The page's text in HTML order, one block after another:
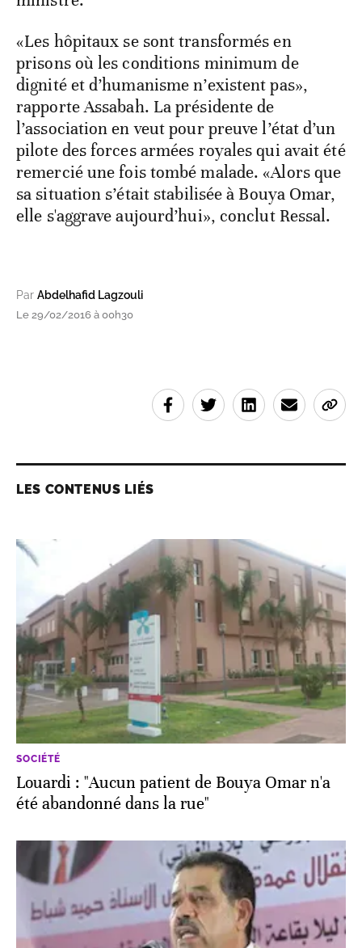
«Les hôpitaux se sont transformés en
prisons où les conditions minimum de
dignité et d’humanisme n’existent pas»,
rapporte Assabah. La présidente de
l’association en veut pour preuve l’état d’un
pilote des forces armées royales qui avait été
remercié une fois tombé malade. «Alors que
sa situation s’était stabilisée à Bouya Omar,
elle s'aggrave aujourd’hui», conclut Ressal.
Par Abdelhafid Lagzouli
Le 29/02/2016 à 00h30
LES CONTENUS LIÉS
SOCIÉTÉ
Louardi : "Aucun patient de Bouya Omar n'a
été abandonné dans la rue"